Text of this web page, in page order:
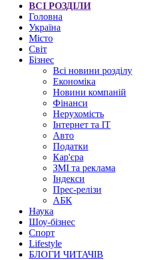
ВСІ РОЗДІЛИ
Головна
Україна
Місто
Світ
Бізнес
Всі новини розділу
Економіка
Новини компаній
Фінанси
Нерухомість
Інтернет та IT
Авто
Податки
Кар'єра
ЗМІ та реклама
Індекси
Прес-релізи
АБК
Наука
Шоу-бізнес
Спорт
Lifestyle
БЛОГИ ЧИТАЧІВ